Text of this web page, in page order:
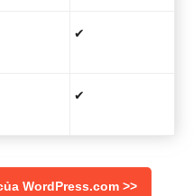
✔
✔
WordPress.com >>